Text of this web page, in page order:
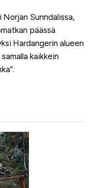
Sunndalissa,
päässä
Hardangerin alueen
kaikkein